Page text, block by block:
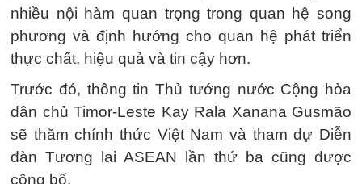
nhiều nội hàm quan trọng trong quan hệ song
phương và định hướng cho quan hệ phát triển
thực chất, hiệu quả và tin cậy hơn.
Trước đó, thông tin Thủ tướng nước Cộng hòa
dân chủ Timor-Leste Kay Rala Xanana Gusmão
sẽ thăm chính thức Việt Nam và tham dự Diễn
đàn Tương lai ASEAN lần thứ ba cũng được
công bố.